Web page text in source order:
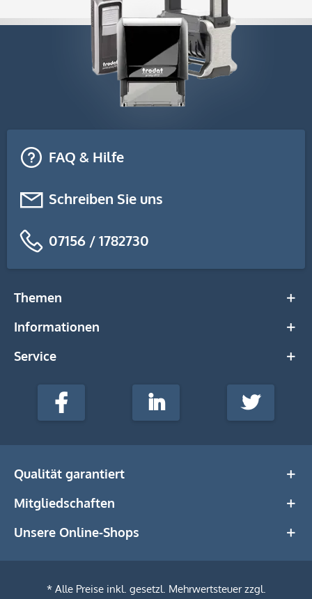
FAQ & Hilfe
Schreiben Sie uns
07156 / 1782730
Themen
Informationen
Service
stempel-
Media
Facebook LinkedIn Twitter
Qualität garantiert
Mitgliedschaften
Unsere Online-Shops
* Alle Preise inkl. gesetzl. Mehrwertsteuer zzgl.